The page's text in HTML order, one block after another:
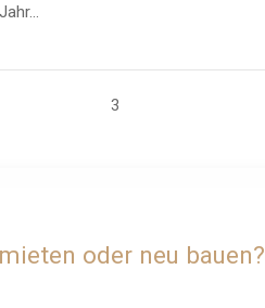
3
oder neu bauen?